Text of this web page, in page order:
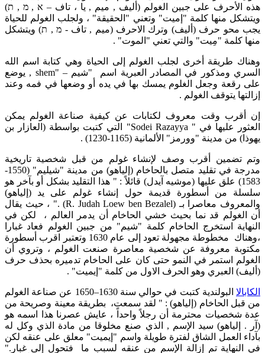
هذه الأحرف على جبين الغولم (أليف , ميم , يا ، تاف – א , מ , ת)
ويتشكل منها كلمة "إميت" وتعني "الحقيقة" ، ولجلب الغولم للحياة
يجب محو حرف (أليف) وترك الاحرف (ميم , تاف - מ , ת) ويتشكل
منها كلمة "مِيت" والتي تعني "الموت" .
وهناك طريقة أخرى لجلب الغولم إلى الحياة وهي كتابة اسم الله
السري ومذكور في المصادر العبرية اسم "شيم – "shem , يوضع
على رقعة وجعل الغلوم يمسك بها في يده أو وضعها في فمه وعند
إزالتها يتوقف الغولم .
إن أقرب وقت معروف لكتابات عن كيفية صناعة الغولم يمكن
العثور عليها في " Sodei Razayya" التي كتبت بواسطة (العازار بن
يهوذا) من مدينة "وورمز" الألمانية (1165-1230) .
وتم تضمين أقرب وصف لإنشاء غولم من قبل شخصية تاريخية
مدرجة في تقليد متصل بالحاخام (إلياهو) من مدينة "شيليم" (1550-
1583) علق عليها (موشيه آيدل) قائلاً : " هذا التقليد بشكل أو بآخر هو
سلسلة من أسطورة قديمة حول إنشاء غولم على يد (إلياهو)
والمعروف معاصرا بـ (R. Judah Loew ben Bezalel) ." ، حيث يقال
أن الغولم قد نما بحيث خشي الحاخام أن يدمر العالم ، لكن في
النهاية استخرج الحاخام كلمة "شيم" من جبين الغولم فعاد غبارا
،وهناك مخطوطة مجهولة تعود إلى عام 1630 وتعتبر اقرب أسطورة
مكتوبة معروفة عن شخصية معاصرة صنعت الغولم ، وتروي أن
الغولم استمر في النمو حتى كان على الحاخام تدميره بحذف حرف
(أليف) العبري وهو الحرف الاول من كلمة "إيميت" .
الكابالا
البولندية كتبت في حوالي سنة 1630–1650 عن صناعة الغولم
من قبل الحاخام (إلياهو) : " لقد سمعت، بطريقة معينة وصريحة من
عدة شخصيات محترمة أن رجلاً واحداً ، عايش عصرنا هذا اسمه هو
(آر . إلياهو) سيد الإسم , الذي صنع مخلوقا من مادة الذي وكل له
بآداء العمل الشاق لفترة طويلة واسم "إيميت" معلق على عنقه لكن
في النهاية تم إزالة الإسم من عنقه لسبب ما فتحول إلى غبار."